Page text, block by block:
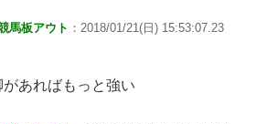
馬板アウト ：2018/01/21(日) 15:53:07.23
あればもっと強い